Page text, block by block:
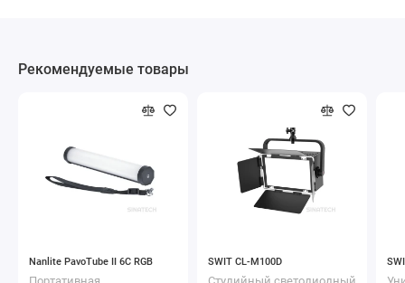
Рекомендуемые товары
Nanlite PavoTube II 6C RGB SWIT CL-M100D